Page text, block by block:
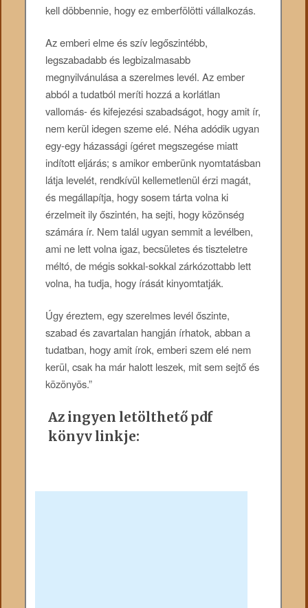
kell döbbennie, hogy ez emberfölötti vállalkozás.
Az emberi elme és szív legőszintébb,
legszabadabb és legbizalmasabb
megnyilvánulása a szerelmes levél. Az ember
abból a tudatból meríti hozzá a korlátlan
vallomás- és kifejezési szabadságot, hogy amit ír,
nem kerül idegen szeme elé. Néha adódik ugyan
egy-egy házassági ígéret megszegése miatt
indított eljárás; s amikor emberünk nyomtatásban
látja levelét, rendkívül kellemetlenül érzi magát,
és megállapítja, hogy sosem tárta volna ki
érzelmeit ily őszintén, ha sejti, hogy közönség
számára ír. Nem talál ugyan semmit a levélben,
ami ne lett volna igaz, becsületes és tiszteletre
méltó, de mégis sokkal-sokkal zárkózottabb lett
volna, ha tudja, hogy írását kinyomtatják.
Úgy éreztem, egy szerelmes levél őszinte,
szabad és zavartalan hangján írhatok, abban a
tudatban, hogy amit írok, emberi szem elé nem
kerül, csak ha már halott leszek, mit sem sejtő és
közönyös.”
Az ingyen letölthető pdf
könyv linkje: